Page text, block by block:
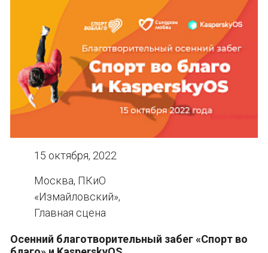
15 октября, 2022
Москва, ПКиО
«Измайловский»,
Главная сцена
Осенний благотворительный забег «Спорт во